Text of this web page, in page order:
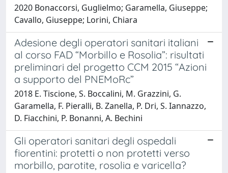
2020 Bonaccorsi, Guglielmo; Garamella, Giuseppe;
Cavallo, Giuseppe; Lorini, Chiara
Adesione degli operatori sanitari italiani
al corso FAD “Morbillo e Rosolia”: risultati
preliminari del progetto CCM 2015 “Azioni
a supporto del PNEMoRc”
2018 E. Tiscione, S. Boccalini, M. Grazzini, G.
Garamella, F. Pieralli, B. Zanella, P. Dri, S. Iannazzo,
D. Fiacchini, P. Bonanni, A. Bechini
Gli operatori sanitari degli ospedali
fiorentini: protetti o non protetti verso
morbillo, parotite, rosolia e varicella?